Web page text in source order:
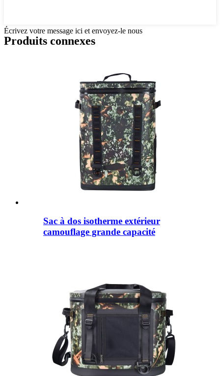
Écrivez votre message ici et envoyez-le nous
Produits connexes
Sac à dos isotherme extérieur
camouflage grande capacité